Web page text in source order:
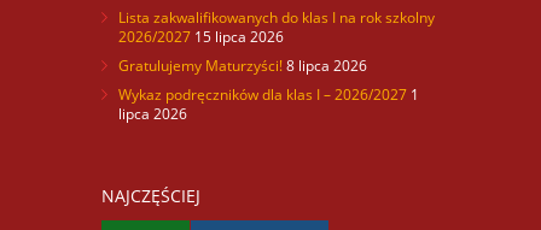
Lista zakwalifikowanych do klas I na rok szkolny
2026/2027 15 lipca 2026
Gratulujemy Maturzyści!8 lipca 2026
Wykaz podręczników dla klas I – 2026/2027 1
lipca 2026
NAJCZĘŚCIEJ